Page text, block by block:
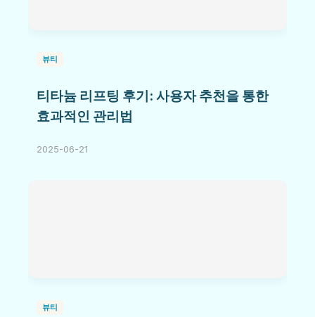
뷰티
티타늄 리프팅 후기: 사용자 추천을 통한
효과적인 관리법
2025-06-21
뷰티